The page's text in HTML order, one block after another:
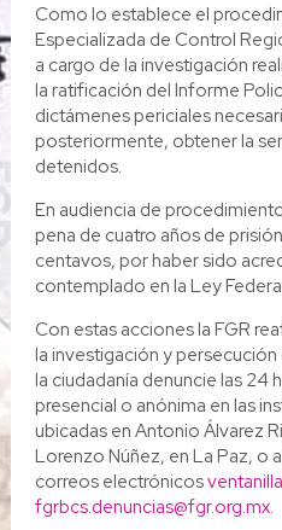
Como lo establece el
Especializada de Control
a cargo de la investigación
la ratificación del Informe
dictámenes periciales
posteriormente, obtener la
detenidos.
En audiencia de
pena de cuatro años de
centavos, por haber sido
contemplado en la Ley
Con estas acciones la FGR
la investigación y
la ciudadanía denuncie las 24
presencial o anónima en las
ubicadas en Antonio Álvarez
Lorenzo Núñez, en La Paz, o
correos electrónicos
fgrbcs.denuncias@fgr.org.mx.